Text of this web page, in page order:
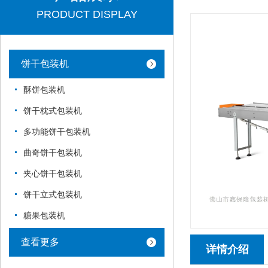
PRODUCT DISPLAY
饼干包装机
酥饼包装机
饼干枕式包装机
多功能饼干包装机
曲奇饼干包装机
夹心饼干包装机
饼干立式包装机
糖果包装机
查看更多
详情介绍